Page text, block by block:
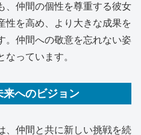
、仲間の個性を尊重する彼女
性を高め、より大きな成果を
。仲間への敬意を忘れない姿
っています。
へのビジョン
、仲間と共に新しい挑戦を続